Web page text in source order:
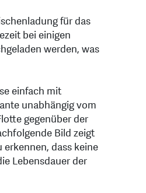
für das
bei einigen
werden, was
einfach mit
unabhängig vom
gegenüber der
Bild zeigt
dass keine
Lebensdauer der